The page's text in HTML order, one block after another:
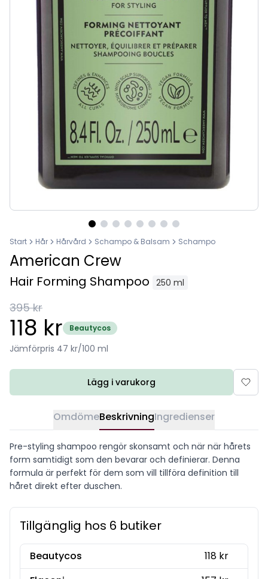
Start Hår Hårvård Schampo & Balsam Schampo
American Crew
Hair Forming Shampoo 250 ml
395 kr
118 kr Beautycos
Jämförpris 47 kr/100 ml
Lägg i varukorg
OmdömeBeskrivningIngredienser
Pre-styling shampoo rengör skonsamt och när när hårets
form samtidigt som den bevarar och definierar. Denna
formula är perfekt för dem som vill tillföra definition till
håret direkt efter duschen.
Tillgänglig hos 6 butiker
Beautycos
118 kr